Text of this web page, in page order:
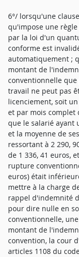
6°/ lorsqu'une
qu'impose une
par la loi d'un
conforme est
automatiquement ;
montant de
conventionnelle que
travail ne peut pas
licenciement, soit
et par mois complet
que le salarié ayant
et la moyenne de
ressortant à 2 290,
de 1 336, 41 euros,
rupture
euros) était
mettre à la charge
rappel d'indemnité
pour dire nulle en
conventionnelle,
montant de
convention, la cour
articles 1108 du